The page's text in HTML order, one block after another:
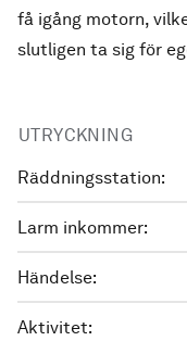
få igång motorn,
slutligen ta sig för
UTRYCKNING
Räddningsstation:
Larm inkommer:
Händelse:
Aktivitet: